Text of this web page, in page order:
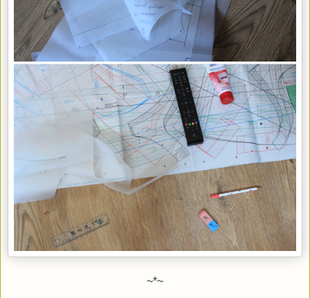
~*~